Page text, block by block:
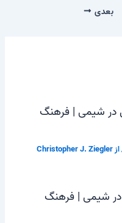
بعدی
در شیمی | فرهنگ
Christopher J. Ziegler
در شیمی | فرهنگ